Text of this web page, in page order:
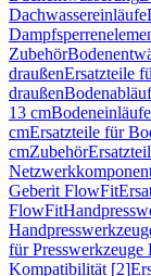
Dachwassereinläufe
Zubehör
draußenErsatzteile
draußen
13 cm
cmErsatzteile für
cmZubehör
Geberit FlowFit
FlowFit
für
Kompatibilität [2]